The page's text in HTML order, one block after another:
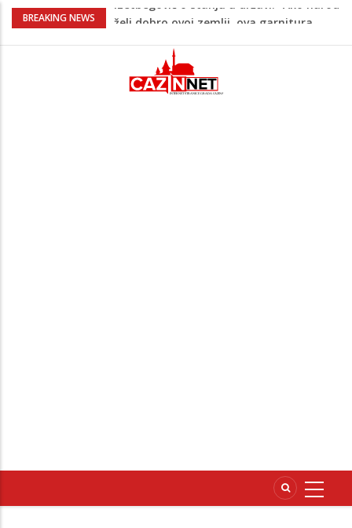
BREAKING NEWS
Supruga izraelskog premijera suočava se
Pentagon zabrinut zbog smanjenih
zaliha, od vojne industrije traži ubrzanje